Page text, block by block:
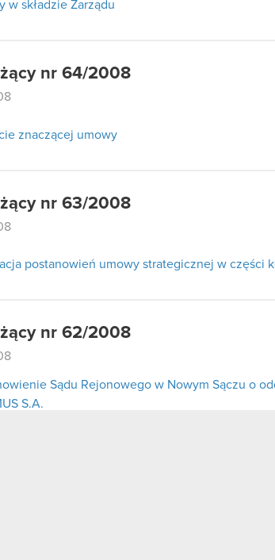
w składzie Zarządu
nr 64/2008
znaczącej umowy
nr 63/2008
postanowień umowy strategicznej w części
nr 62/2008
Sądu Rejonowego w Nowym Sączu o
S.A.